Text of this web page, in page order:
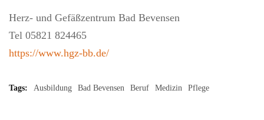
Herz- und Gefäßzentrum Bad Bevensen
Tel 05821 824465
https://www.hgz-bb.de/
Tags: Ausbildung Bad Bevensen Beruf Medizin Pflege